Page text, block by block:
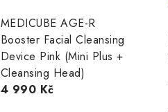
MEDICUBE AGE-R
Booster Facial Cleansing
Device Pink (Mini Plus +
Cleansing Head)
4 990 Kč